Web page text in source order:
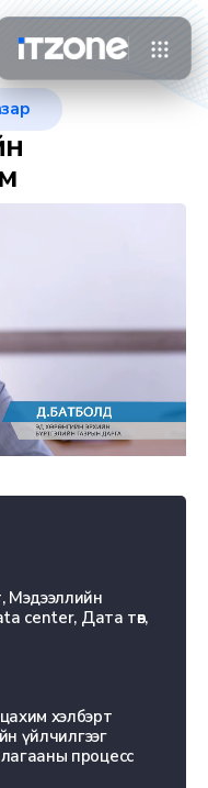
Мэдээллийн
center, Дата төв,
хэлбэрт
үйлчилгээг
процесс